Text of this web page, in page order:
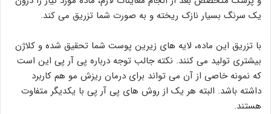
یک سرنگ بسیار نازک ریخته و به صورت شما تزریق می کند.
با تزریق این ماده، لایه های زیرین پوست شما تحقیق شده و کلاژن
بیشتری تولید می کنند. نکته جالب توجه درباره پی آر پی این است
که نمونه خاصی از آن می تواند برای درمان ریزش مو هم کاربرد
داشته باشد. البته هر یک از روش های پی آر پی با یکدیگر متفاوت
هستند.